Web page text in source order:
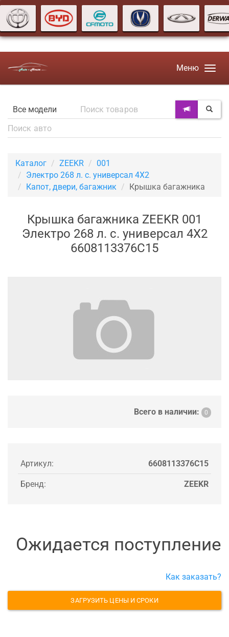
Меню
Каталог ZEEKR
001
Электро 268 л. с. универсал 4X2
Капот, двери, багажник
Крышка багажника
Крышка багажника ZEEKR 001
Электро 268 л. с. универсал 4X2
6608113376C15
Всего в наличии: 0
Артикул: 6608113376C15
Бренд: ZEEKR
Ожидается поступление
Как заказать?
ЗАГРУЗИТЬ ЦЕНЫ И СРОКИ